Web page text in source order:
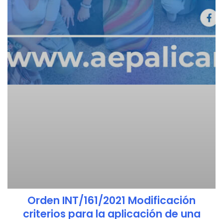
Orden INT/161/2021 Modificación
criterios para la aplicación de una